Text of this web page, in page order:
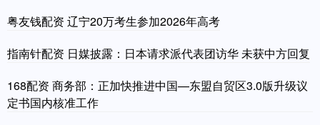
粤友钱配资 辽宁20万考生参加2026年高考
指南针配资 日媒披露：日本请求派代表团访华 未获中方回复
168配资 商务部：正加快推进中国—东盟自贸区3.0版升级议
定书国内核准工作